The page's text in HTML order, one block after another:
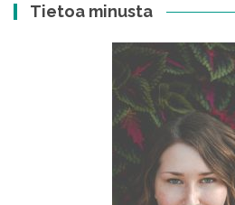
Tietoa minusta